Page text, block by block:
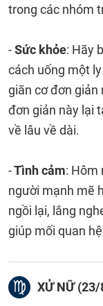
trong các nhóm
-Sức khỏe: Hãy
cách uống một
giãn cơ đơn
đơn giản này lại
về lâu về dài.
-Tình cảm: Hôm
người mạnh mẽ
ngồi lại, lắng
giúp mối quan
XỬ NỮ